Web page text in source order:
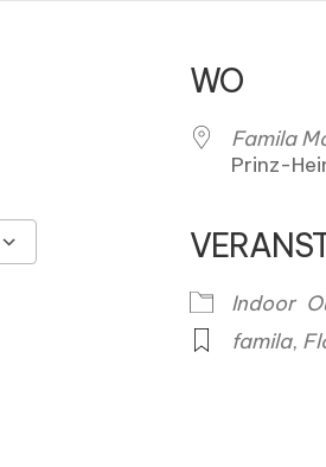
Google Kalender
WO
Famila
Prinz-
Indoor
famila,